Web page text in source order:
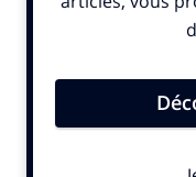
exceptionnelles, mais
© SportBusiness.Club
Palmarès des Laureus 2025
Prix Laureus du sportif